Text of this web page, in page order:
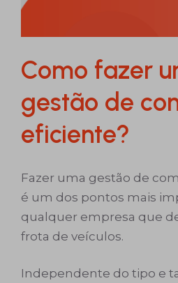
Como fazer
gestão de
eficiente?
Fazer uma gestão de
é um dos pontos mais
qualquer empresa que
frota de veículos.
Independente do tipo e